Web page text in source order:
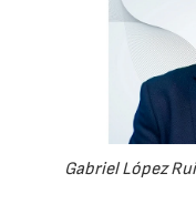
Gabriel López